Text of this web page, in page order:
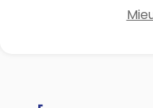
Limiter